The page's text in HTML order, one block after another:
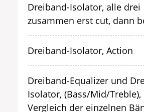
Dreiband-Isolator, alle drei
zusammen erst cut, dann
Dreiband-Isolator, Action
Dreiband-Equalizer und
Isolator, (Bass/Mid/Treble),
Vergleich der einzelnen